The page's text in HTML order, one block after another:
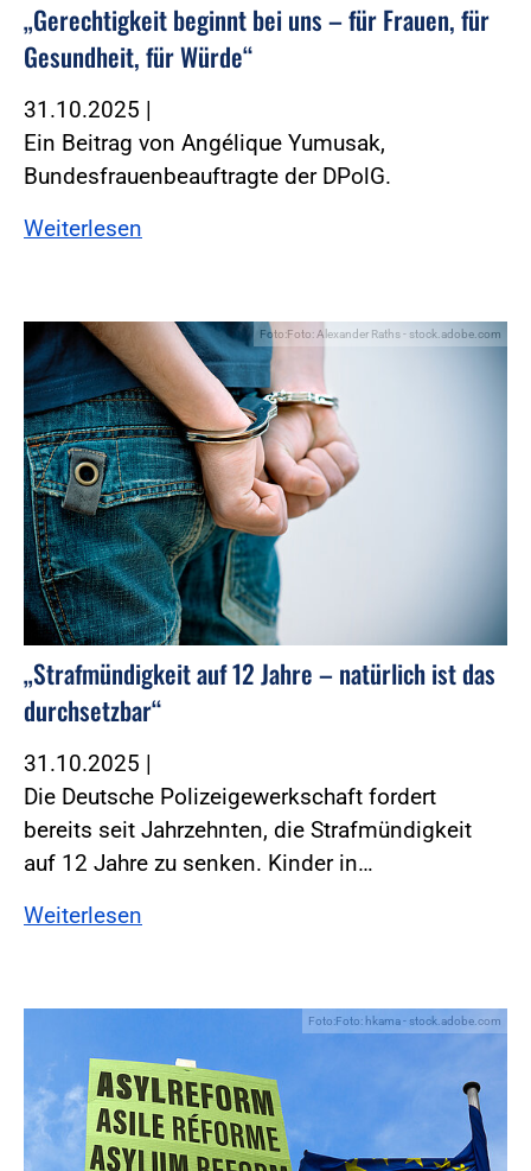
„Gerechtigkeit beginnt bei uns – für Frauen, für
Gesundheit, für Würde“
31.10.2025 |
Ein Beitrag von Angélique Yumusak,
Bundesfrauenbeauftragte der DPolG.
Weiterlesen
Foto:Foto: Alexander Raths - stock.adobe.com
„Strafmündigkeit auf 12 Jahre – natürlich ist das
durchsetzbar“
31.10.2025 |
Die Deutsche Polizeigewerkschaft fordert
bereits seit Jahrzehnten, die Strafmündigkeit
auf 12 Jahre zu senken. Kinder in…
Weiterlesen
Foto:Foto: hkama - stock.adobe.com